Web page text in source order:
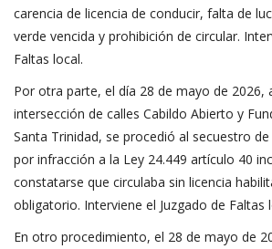
carencia de licencia de conducir, falta de
verde vencida y prohibición de circular.
Faltas local.
Por otra parte, el día 28 de mayo de 2026,
intersección de calles Cabildo Abierto y
Santa Trinidad, se procedió al secuestro
por infracción a la Ley 24.449 artículo 40
constatarse que circulaba sin licencia
obligatorio. Interviene el Juzgado de Faltas
En otro procedimiento, el 28 de mayo de